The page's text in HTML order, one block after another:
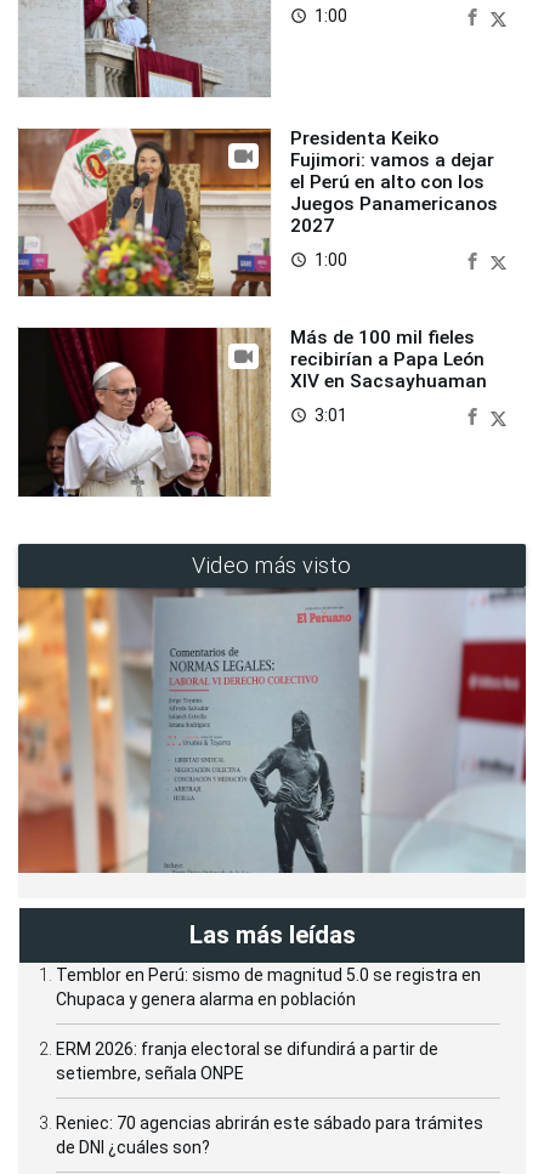
access_time 1:00
Presidenta Keiko
Fujimori: vamos a dejar
el Perú en alto con los
Juegos Panamericanos
2027
access_time 1:00
Más de 100 mil fieles
recibirían a Papa León
XIV en Sacsayhuaman
access_time 3:01
Video más visto
Las más leídas
Temblor en Perú: sismo de magnitud 5.0 se registra en
Chupaca y genera alarma en población
ERM 2026: franja electoral se difundirá a partir de
setiembre, señala ONPE
Reniec: 70 agencias abrirán este sábado para trámites
de DNI ¿cuáles son?